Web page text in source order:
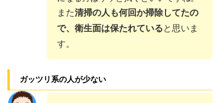
また清掃の人も何回か掃除してたの
で、衛生面は保たれていると思いま
す。
ガッツリ系の人が少ない